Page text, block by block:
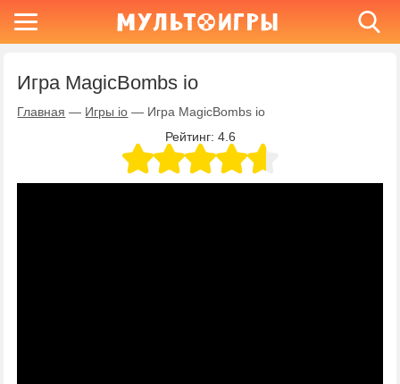
Игра MagicBombs io
Главная — Игры io — Игра MagicBombs io
Рейтинг: 4.6